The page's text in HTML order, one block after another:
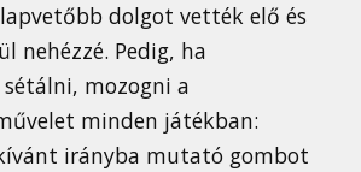
dolgot vették elő és
nehézzé. Pedig, ha
mozogni a
minden játékban:
irányba mutató gombot